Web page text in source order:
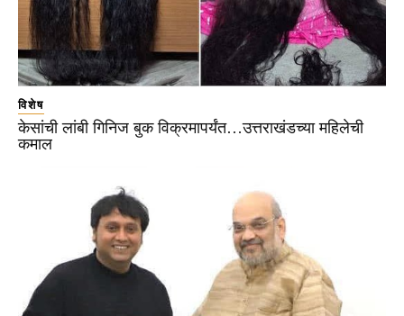
विशेष
केसांची लांबी गिनिज बुक विक्रमापर्यंत…उत्तराखंडच्या महिलेची
कमाल